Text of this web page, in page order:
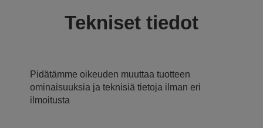
Tekniset tiedot
Pidätämme oikeuden muuttaa tuotteen
ominaisuuksia ja teknisiä tietoja ilman eri
ilmoitusta